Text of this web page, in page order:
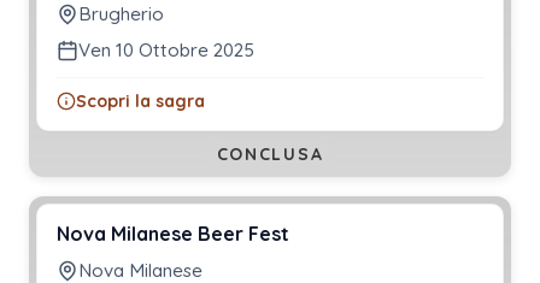
Brugherio
Ven 10 Ottobre 2025
Scopri la sagra
CONCLUSA
Nova Milanese Beer Fest
Nova Milanese